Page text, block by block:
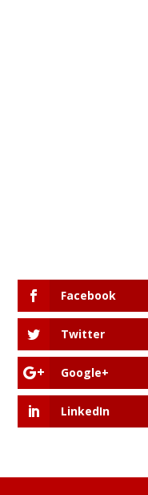
Facebook
Twitter
Google+
LinkedIn